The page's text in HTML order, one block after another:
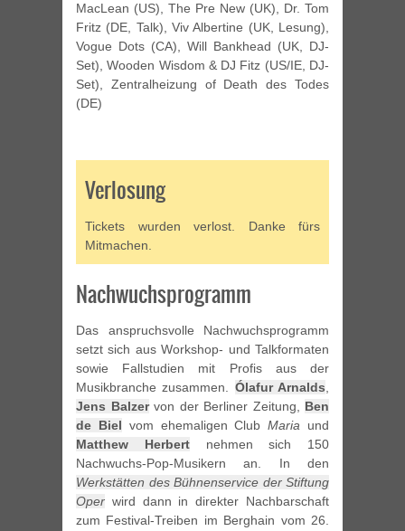
MacLean (US), The Pre New (UK), Dr. Tom
Fritz (DE, Talk), Viv Albertine (UK, Lesung),
Vogue Dots (CA), Will Bankhead (UK, DJ-
Set), Wooden Wisdom & DJ Fitz (US/IE, DJ-
Set), Zentralheizung of Death des Todes
(DE)
Verlosung
Tickets wurden verlost. Danke fürs
Mitmachen.
Nachwuchsprogramm
Das anspruchsvolle Nachwuchsprogramm
setzt sich aus Workshop- und Talkformaten
sowie Fallstudien mit Profis aus der
Musikbranche zusammen. Ólafur Arnalds,
Jens Balzervon der Berliner Zeitung, Ben
de Biel vom ehemaligen ClubMaria und
Matthew Herbertnehmen sich 150
Nachwuchs-Pop-Musikern an. In den
Werkstätten des Bühnenservice der Stiftung
Oper wird dann in direkter Nachbarschaft
zum Festival-Treiben im Berghain vom 26.